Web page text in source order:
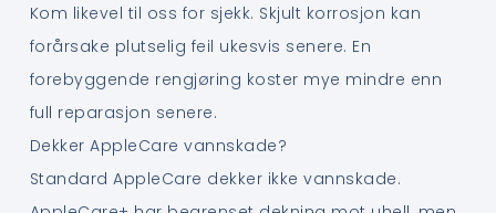
Kom likevel til oss for sjekk. Skjult korrosjon kan
forårsake plutselig feil ukesvis senere. En
forebyggende rengjøring koster mye mindre enn
full reparasjon senere.
Dekker AppleCare vannskade?
Standard AppleCare dekker ikke vannskade.